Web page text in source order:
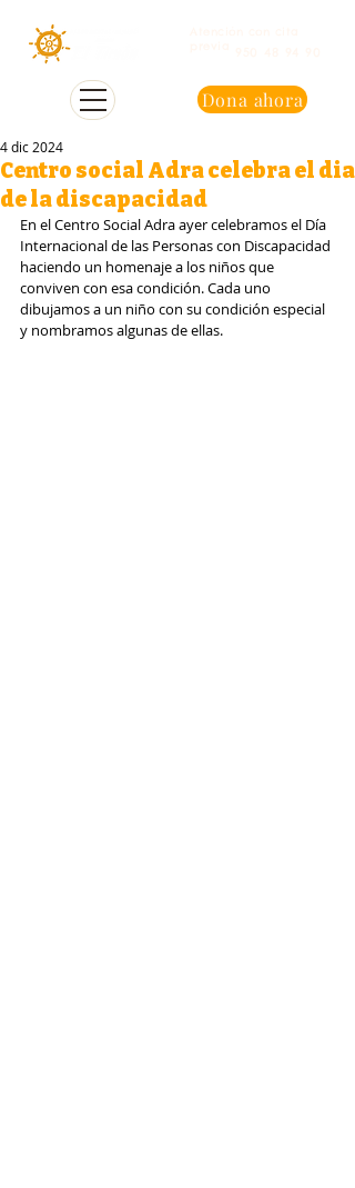
Dona ahora
Centro social Adra celebra el dia
de la discapacidad
4 dic 2024
En el Centro Social Adra ayer celebramos el Día
Internacional de las Personas con Discapacidad
haciendo un homenaje a los niños que
conviven con esa condición. Cada uno
dibujamos a un niño con su condición especial
y nombramos algunas de ellas.